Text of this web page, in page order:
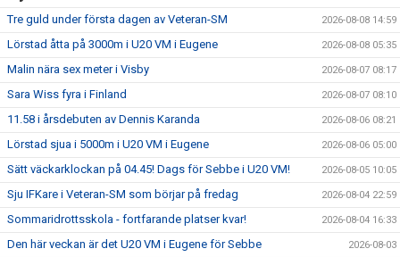
Tre guld under första dagen av Veteran-SM 2026-08-08 14:59
Lörstad åtta på 3000m i U20 VM i Eugene 2026-08-08 05:35
Malin nära sex meter i Visby 2026-08-07 08:17
Sara Wiss fyra i Finland 2026-08-07 08:10
11.58 i årsdebuten av Dennis Karanda 2026-08-06 08:21
Lörstad sjua i 5000m i U20 VM i Eugene 2026-08-06 05:00
Sätt väckarklockan på 04.45! Dags för Sebbe i U20 VM! 2026-08-05 10:05
Sju IFKare i Veteran-SM som börjar på fredag 2026-08-04 22:59
Sommaridrottsskola - fortfarande platser kvar! 2026-08-04 16:33
Den här veckan är det U20 VM i Eugene för Sebbe 2026-08-03